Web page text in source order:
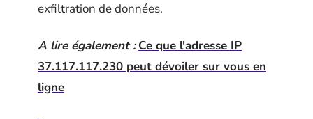
exfiltration de données.
A lire également : Ce que l'adresse IP
37.117.117.230 peut dévoiler sur vous en
ligne